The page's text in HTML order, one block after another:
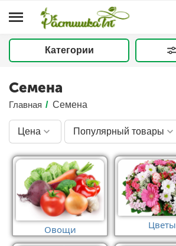
Категории
Семена
Главная / Семена
Цена Популярный товары
Овощи Цветы